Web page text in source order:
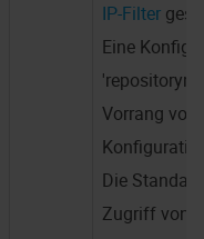
IP-Filter
Eine
Vorrang vor
Die
Zugriff von